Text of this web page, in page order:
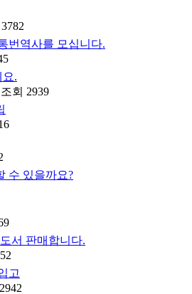
번역사를 모십니다.
.
조회 2939
수 있을까요?
서 판매합니다.
고